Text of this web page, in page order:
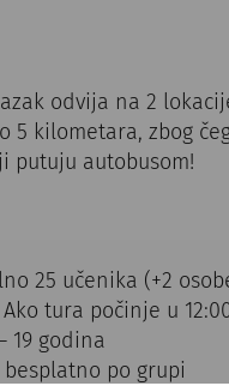
odvija na 2
5 kilometara, zbog
putuju autobusom!
25 učenika (+2
Ako tura počinje u
19 godina
besplatno po grupi